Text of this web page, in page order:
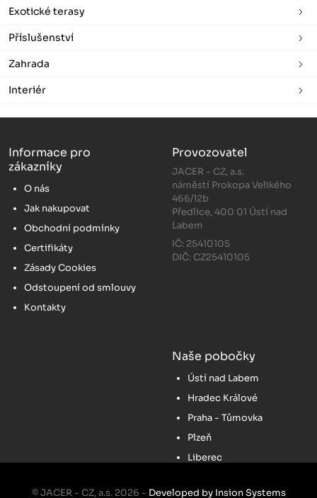
Exotické terasy
Příslušenství
Zahrada
Interiér
Informace pro
zákazníky
O nás
Jak nakupovat
Obchodní podmínky
Certifikáty
Zásady Cookies
Odstoupení od smlouvy
Kontakty
Provozovatel
JACER - CZ, a.s.
náměstí Prokopa Velikého
466/12b
Předlice, 400 01 Ústí nad
Labem
IČ: 25410105
DIČ: CZ25410105
Naše pobočky
Ústí nad Labem
Hradec Králové
Praha - Tůmovka
Plzeň
Liberec
© JACER - CZ, a.s. 2026 - Developed by Insion Systems